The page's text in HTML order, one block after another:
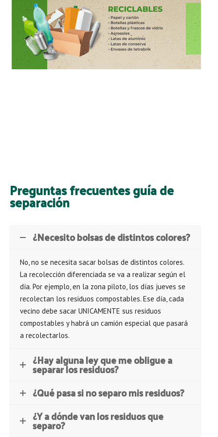
Preguntas frecuentes guía de
separación
¿Necesito bolsas de distintos colores?
No, no se necesita sacar bolsas de distintos colores.
La recolección diferenciada se va a realizar según el
día. Por ejemplo, en la zona piloto, los días jueves se
recolectan los residuos compostables. Ese día, cada
vecino debe sacar UNICAMENTE sus residuos
compostables y habrá un camión especial que pasará
a recolectarlos.
¿Hay alguna ley que me obligue a
separar los residuos?
¿Qué pasa si no separo mis residuos?
¿Y a dónde van los residuos que
separo?